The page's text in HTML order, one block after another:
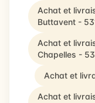
Achat et
Buttavent -
Achat et
Chapelles -
Achat et
Achat et